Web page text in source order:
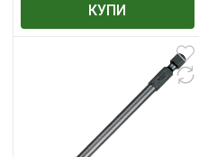
КУПИ